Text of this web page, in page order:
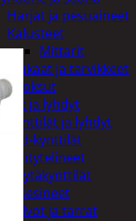
Harjat ja pesuaineet
Kalusteet
Mittarit
Kiukaat ja tarvikkeet
Tuoksut
ja lyhdyt
Kynttilät ja lyhdyt
Led-kynttilät
Lyhtytelineet
Pöytäkynttilät
Kalvot ja tarrat